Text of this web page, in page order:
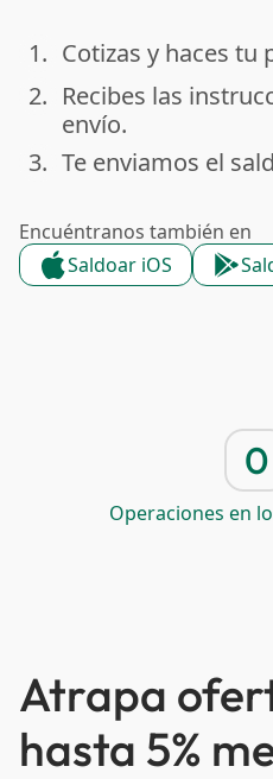
done
1. Cotizas y haces tu
done
2. Recibes las
envío.
done
3. Te enviamos el
Encuéntranos también en
Saldoar iOS
0
Operaciones en
Atrapa
hasta 5%